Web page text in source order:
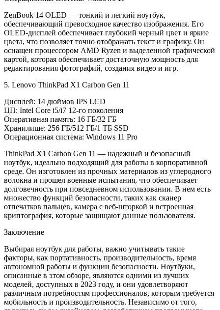
ZenBook 14 OLED — тонкий и легкий ноутбук,
обеспечивающий превосходное качество изображения. Его
OLED-дисплей обеспечивает глубокий черный цвет и яркие
цвета, что позволяет точно отображать текст и графику. Он
оснащен процессором AMD Ryzen и выделенной графической
картой, которая обеспечивает достаточную мощность для
редактирования фотографий, создания видео и игр.
5. Lenovo ThinkPad X1 Carbon Gen 11
Дисплей: 14 дюймов IPS LCD
ЦП: Intel Core i5/i7 12-го поколения
Оперативная память: 16 ГБ/32 ГБ
Хранилище: 256 ГБ/512 ГБ/1 ТБ SSD
Операционная система: Windows 11 Pro
ThinkPad X1 Carbon Gen 11 — надежный и безопасный
ноутбук, идеально подходящий для работы в корпоративной
среде. Он изготовлен из прочных материалов из углеродного
волокна и прошел военные испытания, что обеспечивает
долговечность при повседневном использовании. В нем есть
множество функций безопасности, таких как сканер
отпечатков пальцев, камера с веб-шторкой и встроенная
криптография, которые защищают данные пользователя.
Заключение
Выбирая ноутбук для работы, важно учитывать такие
факторы, как портативность, производительность, время
автономной работы и функции безопасности. Ноутбуки,
описанные в этом обзоре, являются одними из лучших
моделей, доступных в 2023 году, и они удовлетворяют
различным потребностям профессионалов, которым требуется
мобильность и производительность. Независимо от того,